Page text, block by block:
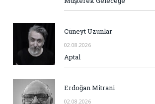
Cüneyt Uzunlar
02.08.2026
Aptal
Erdoğan Mitrani
02.08.2026